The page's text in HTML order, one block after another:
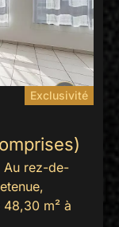
Exclusivité
Au rez-de-
m² à